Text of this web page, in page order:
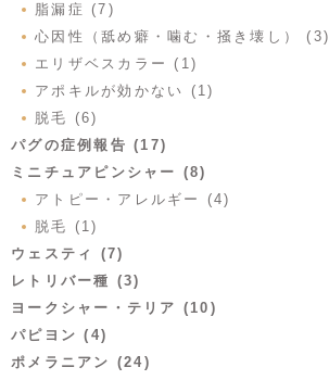
脂漏症 (7)
心因性（舐め癖・噛む・掻き壊し） (3)
エリザベスカラー (1)
アポキルが効かない (1)
脱毛 (6)
パグの症例報告 (17)
ミニチュアピンシャー (8)
アトピー・アレルギー (4)
脱毛 (1)
ウェスティ (7)
レトリバー種 (3)
ヨークシャー・テリア (10)
パピヨン (4)
ポメラニアン (24)